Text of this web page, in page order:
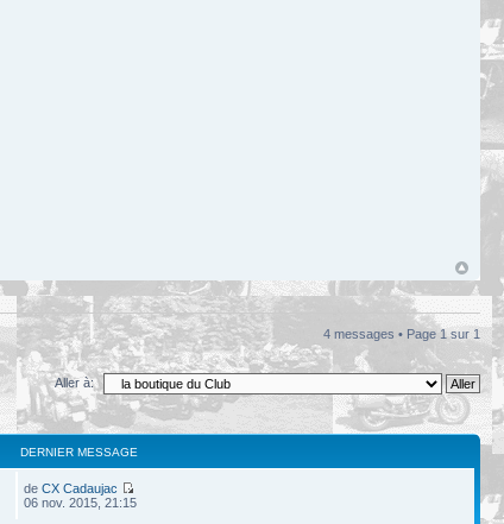
4 messages • Page 1 sur 1
Aller à:
DERNIER MESSAGE
deCX Cadaujac
06 nov. 2015, 21:15